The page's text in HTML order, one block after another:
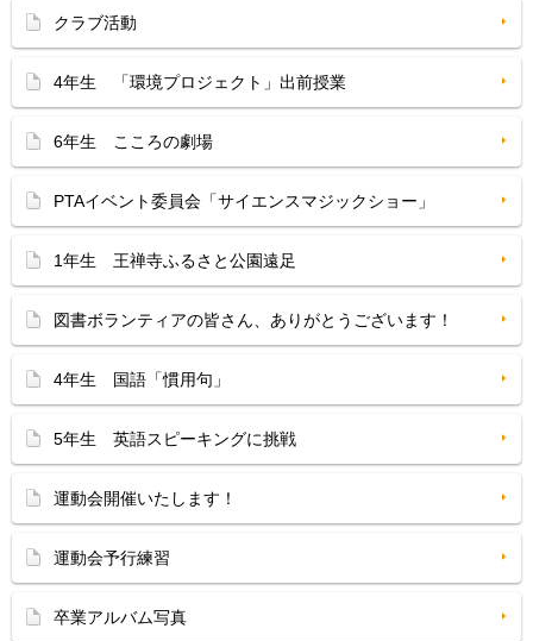
クラブ活動
4年生 「環境プロジェクト」出前授業
6年生 こころの劇場
PTAイベント委員会「サイエンスマジックショー」
1年生 王禅寺ふるさと公園遠足
図書ボランティアの皆さん、ありがとうございます！
4年生 国語「慣用句」
5年生 英語スピーキングに挑戦
運動会開催いたします！
運動会予行練習
卒業アルバム写真